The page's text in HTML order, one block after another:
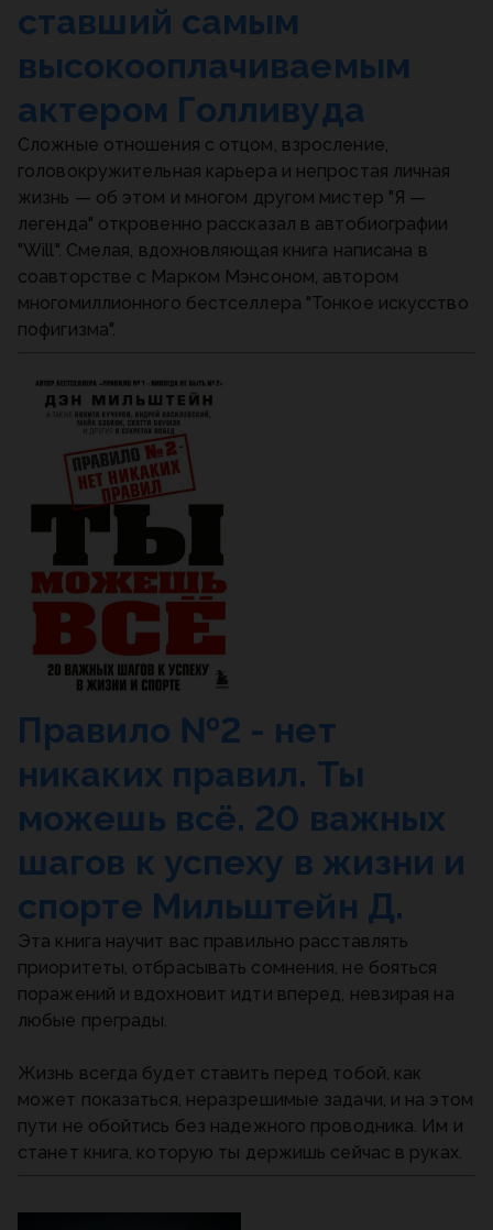
ставший самым
высокооплачиваемым
актером Голливуда
Сложные отношения с отцом, взросление,
головокружительная карьера и непростая личная
жизнь — об этом и многом другом мистер "Я —
легенда" откровенно рассказал в автобиографии
"Will". Смелая, вдохновляющая книга написана в
соавторстве с Марком Мэнсоном, автором
многомиллионного бестселлера "Тонкое искусство
пофигизма".
Правило №2 - нет
никаких правил. Ты
можешь всё. 20 важных
шагов к успеху в жизни и
спорте Мильштейн Д.
Эта книга научит вас правильно расставлять
приоритеты, отбрасывать сомнения, не бояться
поражений и вдохновит идти вперед, невзирая на
любые преграды.
Жизнь всегда будет ставить перед тобой, как
может показаться, неразрешимые задачи, и на этом
пути не обойтись без надежного проводника. Им и
станет книга, которую ты держишь сейчас в руках.